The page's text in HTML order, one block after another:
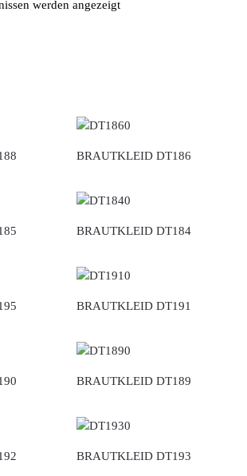
werden angezeigt
BRAUTKLEID DT186
BRAUTKLEID DT184
BRAUTKLEID DT191
BRAUTKLEID DT189
BRAUTKLEID DT193